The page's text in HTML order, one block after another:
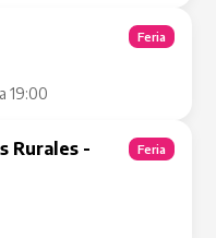
19:00
Feria
Rurales -
Feria